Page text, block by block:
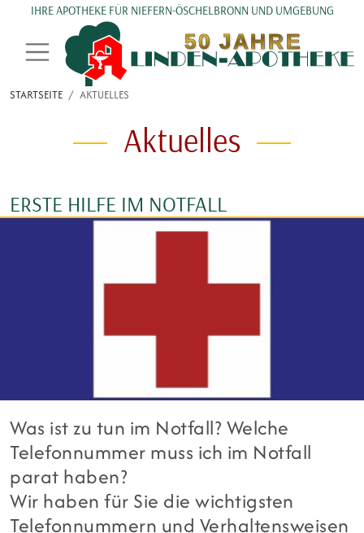
Direkt zum Inhalt
IHRE APOTHEKE FÜR NIEFERN-ÖSCHELBRONN UND UMGEBUNG
STARTSEITE AKTUELLES
Aktuelles
ERSTE HILFE IM NOTFALL
Was ist zu tun im Notfall? Welche
Telefonnummer muss ich im Notfall
parat haben?
Wir haben für Sie die wichtigsten
Telefonnummern und Verhaltensweisen